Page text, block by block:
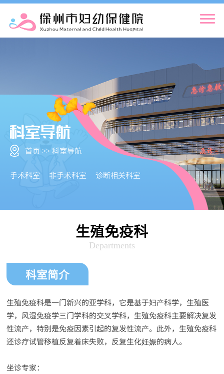
首页 >> 科室导航
手术科室 非手术科室 诊断相关科室
生殖免疫科
Departments
科室简介
生殖免疫科是一门新兴的亚学科，它是基于妇产科学，生殖医
学，风湿免疫学三门学科的交叉学科，生殖免疫科主要解决复发
性流产，特别是免疫因素引起的复发性流产。此外，生殖免疫科
还诊疗试管移植反复着床失败，反复生化妊娠的病人。
坐诊专家：